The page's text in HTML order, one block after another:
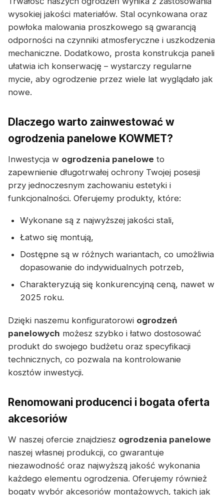
wysokiej jakości materiałów. Stal ocynkowana oraz
powłoka malowania proszkowego są gwarancją
odporności na czynniki atmosferyczne i uszkodzenia
mechaniczne. Dodatkowo, prosta konstrukcja paneli
ułatwia ich konserwację – wystarczy regularne
mycie, aby ogrodzenie przez wiele lat wyglądało jak
nowe.
Dlaczego warto zainwestować w
ogrodzenia panelowe KOWMET?
Inwestycja w ogrodzenia panelowe to
zapewnienie długotrwałej ochrony Twojej posesji
przy jednoczesnym zachowaniu estetyki i
funkcjonalności. Oferujemy produkty, które:
Wykonane są z najwyższej jakości stali,
Łatwo się montują,
Dostępne są w różnych wariantach, co umożliwia
dopasowanie do indywidualnych potrzeb,
Charakteryzują się konkurencyjną ceną, nawet w
2025 roku.
Dzięki naszemu konfiguratorowi ogrodzeń
panelowych możesz szybko i łatwo dostosować
produkt do swojego budżetu oraz specyfikacji
technicznych, co pozwala na kontrolowanie
kosztów inwestycji.
Renomowani producenci i bogata oferta
akcesoriów
W naszej ofercie znajdziesz ogrodzenia panelowe
naszej własnej produkcji, co gwarantuje
niezawodność oraz najwyższą jakość wykonania
każdego elementu ogrodzenia. Oferujemy również
bogaty wybór akcesoriów montażowych, takich jak